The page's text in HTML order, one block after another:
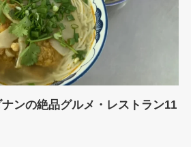
ナンの絶品グルメ・レストラン11